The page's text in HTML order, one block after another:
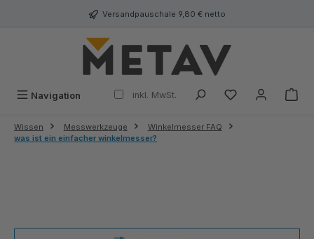
Versandpauschale 9,80 € netto
Navigation inkl. MwSt.
Wissen Messwerkzeuge
Winkelmesser FAQ
was ist ein einfacher winkelmesser?